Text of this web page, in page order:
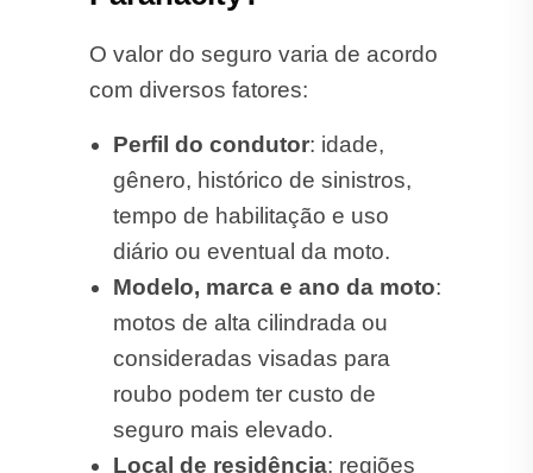
O valor do seguro varia de acordo
com diversos fatores:
Perfil do condutor: idade,
gênero, histórico de sinistros,
tempo de habilitação e uso
diário ou eventual da moto.
Modelo, marca e ano da moto:
motos de alta cilindrada ou
consideradas visadas para
roubo podem ter custo de
seguro mais elevado.
Local de residência: regiões